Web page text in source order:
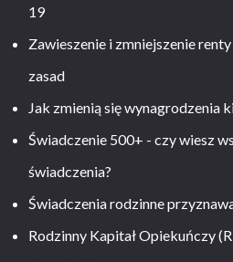
19
Zawieszenie i zmniejszenie
zasad
Jak zmienią się wynagrodzenia
Świadczenie 500+ - czy wiesz
świadczenia?
Świadczenia rodzinne
Rodzinny Kapitał Opiekuńczy